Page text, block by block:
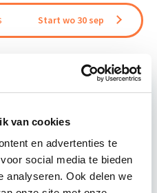
van cookies
en advertenties te
social media te bieden
analyseren. Ook delen we
Start wo 30 sep
Vastgoed- &
je om integraal